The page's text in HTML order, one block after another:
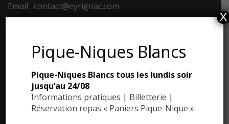
Email : contact@eyrignac.com
Dossier de presse
Communiqués de presse
Photothèque
Pique-Niques Blancs
Pique-Niques Blancs tous les lundis soir
jusqu’au 24/08
Informations pratiques | Billetterie |
Réservation repas « Paniers Pique-Nique »
X